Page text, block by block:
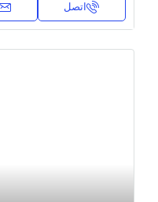
اتصل